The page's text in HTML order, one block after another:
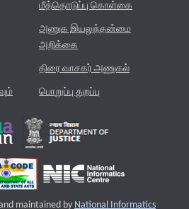
மீத்தொடுப்பு கொள்கை
அணுக இயலுந்தன்மை
அறிக்கை
திரை வாசகர் அணுகல்
பொறுப்பு துறப்பு
maintained by National Informatics